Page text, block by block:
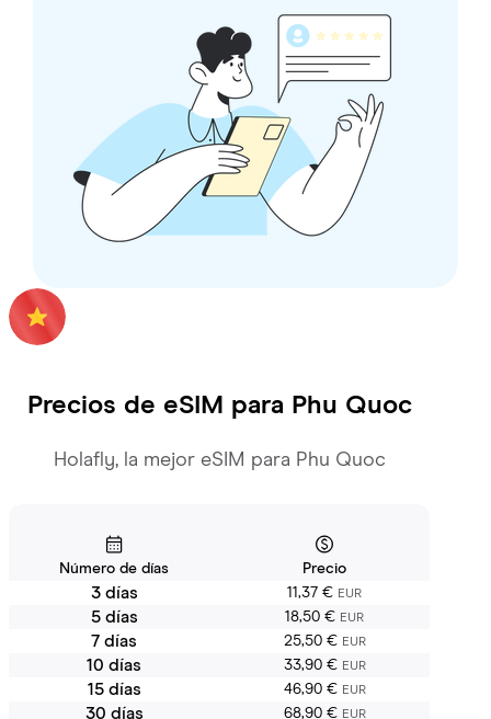
Precios de eSIM para Phu Quoc
Holafly, la mejor eSIM para Phu Quoc
Número de días Precio
3 días 11,37 € EUR
5 días 18,50 € EUR
7 días 25,50 € EUR
10 días 33,90 € EUR
15 días 46,90 € EUR
30 días 68,90 € EUR